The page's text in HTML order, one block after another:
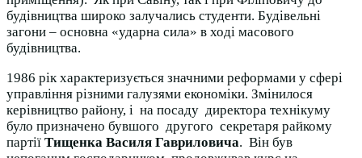
будівництва широко залучались студенти. Будівельні
загони – основна «ударна сила» в ході масового
будівництва.
1986 рік характеризується значними реформами у сфері
управління різними галузями економіки. Змінилося
керівництво району, і на посаду директора технікуму
було призначено бувшого другого секретаря райкому
партії Тищенка Василя Гавриловича. Він був